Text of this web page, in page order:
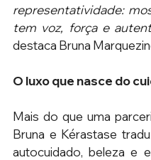
representatividade:
tem voz, força e
destaca Bruna
O luxo que nasce do
Mais do que uma
Bruna e Kérastase
autocuidado, beleza e